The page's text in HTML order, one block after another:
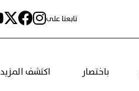
تابعنا على
باختصار اكتشف المزيد